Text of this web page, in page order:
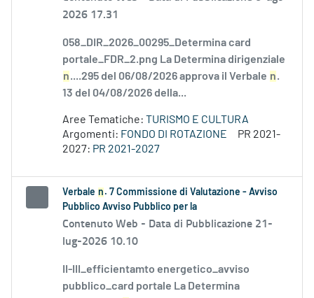
2026 17.31
058_DIR_2026_00295_Determina card
portale_FDR_2.png La Determina dirigenziale
n....295 del 06/08/2026 approva il Verbale n.
13 del 04/08/2026 della...
Aree Tematiche: TURISMO E CULTURA
Argomenti: FONDO DI ROTAZIONE
PR 2021-
2027: PR 2021-2027
Verbale n . 7 Commissione di Valutazione - Avviso
Pubblico Avviso Pubblico per la
Contenuto Web - Data di Pubblicazione 21-
lug-2026 10.10
II-III_efficientamto energetico_avviso
pubblico_card portale La Determina